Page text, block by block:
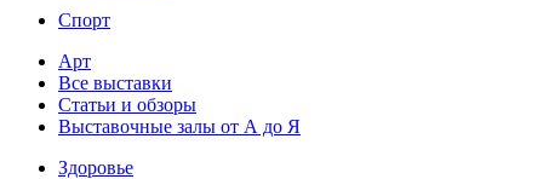
Спорт
Арт
Все выставки
Статьи и обзоры
Выставочные залы от А до Я
Здоровье